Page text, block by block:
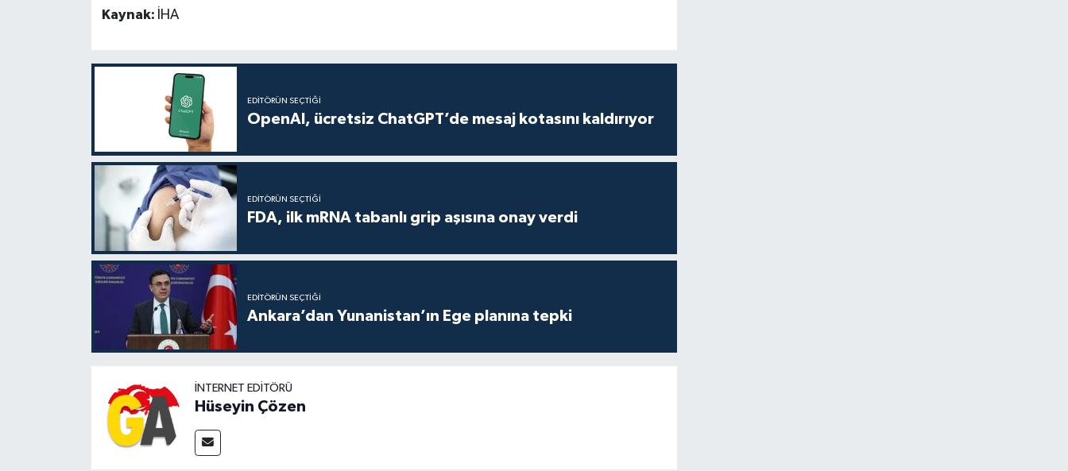
Kaynak: İHA
EDITÖRÜN SEÇTIĞI
OpenAI, ücretsiz ChatGPT’de mesaj kotasını kaldırıyor
EDITÖRÜN SEÇTIĞI
FDA, ilk mRNA tabanlı grip aşısına onay verdi
EDITÖRÜN SEÇTIĞI
Ankara’dan Yunanistan’ın Ege planına tepki
İNTERNET EDITÖRÜ
Hüseyin Çözen